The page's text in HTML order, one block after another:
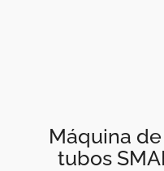
Máquina
tubos